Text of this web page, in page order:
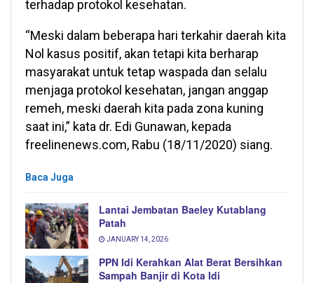
terhadap protokol kesehatan.
“Meski dalam beberapa hari terkahir daerah kita
Nol kasus positif, akan tetapi kita berharap
masyarakat untuk tetap waspada dan selalu
menjaga protokol kesehatan, jangan anggap
remeh, meski daerah kita pada zona kuning
saat ini,” kata dr. Edi Gunawan, kepada
freelinenews.com, Rabu (18/11/2020) siang.
Baca Juga
Lantai Jembatan Baeley Kutablang
Patah
JANUARY 14, 2026
PPN Idi Kerahkan Alat Berat Bersihkan
Sampah Banjir di Kota Idi